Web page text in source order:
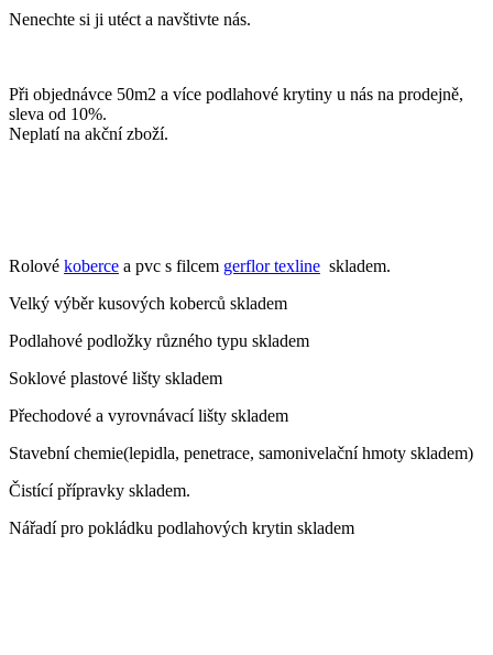
Nenechte si ji utéct a navštivte nás.
Při objednávce 50m2 a více podlahové krytiny u nás na prodejně,
sleva od 10%.
Neplatí na akční zboží.
Rolové koberce a pvc s filcem gerflor texline skladem.
Velký výběr kusových koberců skladem
Podlahové podložky různého typu skladem
Soklové plastové lišty skladem
Přechodové a vyrovnávací lišty skladem
Stavební chemie(lepidla, penetrace, samonivelační hmoty skladem)
Čistící přípravky skladem.
Nářadí pro pokládku podlahových krytin skladem